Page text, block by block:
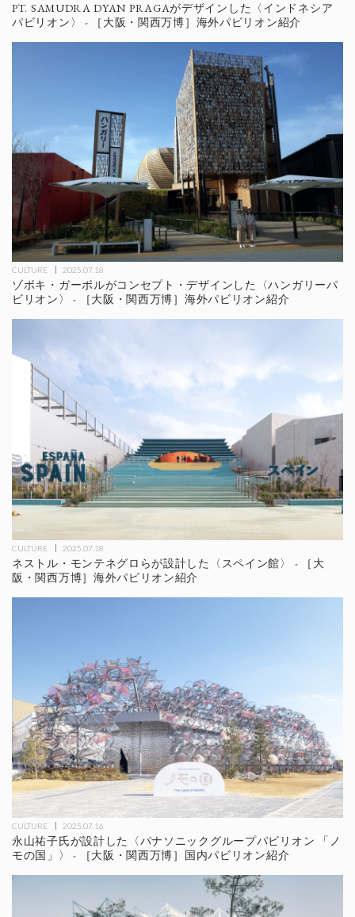
PT. SAMUDRA DYAN PRAGAがデザインした〈インドネシア
パビリオン〉 - ［大阪・関西万博］海外パビリオン紹介
CULTURE 2025.07.18
ゾボキ・ガーボルがコンセプト・デザインした〈ハンガリーパ
ビリオン〉 - ［大阪・関西万博］海外パビリオン紹介
CULTURE 2025.07.18
ネストル・モンテネグロらが設計した〈スペイン館〉 - ［大
阪・関西万博］海外パビリオン紹介
CULTURE 2025.07.16
永山祐子氏が設計した〈パナソニックグループパビリオン 「ノ
モの国」〉 - ［大阪・関西万博］国内パビリオン紹介